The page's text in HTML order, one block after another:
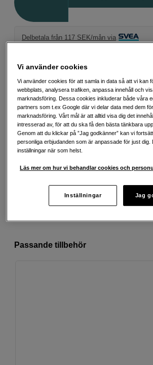
Delbetala från 117 SEK/mån via
riskerar du en betalningsanmärkning. Det kan leda till
bostad, teckna abonnemang och få nya lån. För stöd,
och skuldrådgivningen i din kommun. Kontaktuppgifter
konsumentverket.se (öppnas i ny flik)
Personlig service och
Passande tillbehör
Vi använder cookies
Vi använder cookies för att samla in data så att vi kan
webbplats, analysera trafiken, anpassa innehåll och
marknadsföring. Dessa cookies inkluderar både våra
partners som t.ex Google där vi delar data med dem
marknadsföring. Vårt mål är att alltid visa dig det
intresserad av, för att du ska få den bästa tänkbara
Genom att du klickar på ”Jag godkänner” kan vi
personliga erbjudanden som är anpassade för just
inställningar när som helst.
Läs mer om hur vi behandlar cookies och
Inställningar Jag